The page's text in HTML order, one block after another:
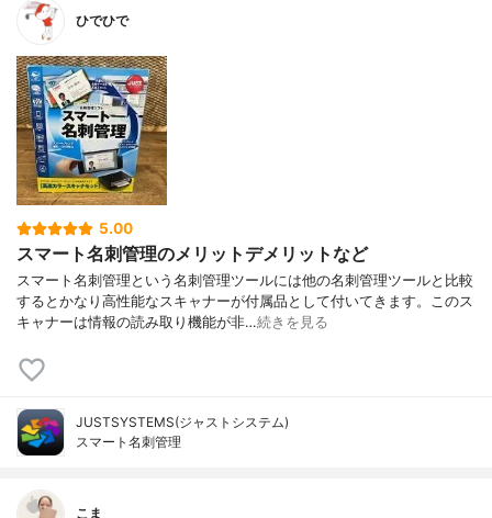
ひでひで
5.00
スマート名刺管理のメリットデメリットなど
スマート名刺管理という名刺管理ツールには他の名刺管理ツールと比較
するとかなり高性能なスキャナーが付属品として付いてきます。このス
キャナーは情報の読み取り機能が非…続きを見る
JUSTSYSTEMS(ジャストシステム)
スマート名刺管理
こま